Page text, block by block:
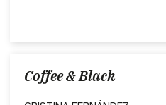
Coffee & Black